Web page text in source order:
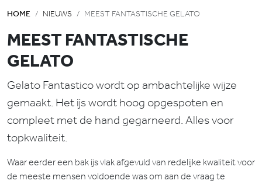
HOME NIEUWS MEEST FANTASTISCHE GELATO
MEEST FANTASTISCHE
GELATO
Gelato Fantastico wordt op ambachtelijke wijze
gemaakt. Het ijs wordt hoog opgespoten en
compleet met de hand gegarneerd. Alles voor
topkwaliteit.
Waar eerder een bak ijs vlak afgevuld van redelijke kwaliteit voor
de meeste mensen voldoende was om aan de vraag te